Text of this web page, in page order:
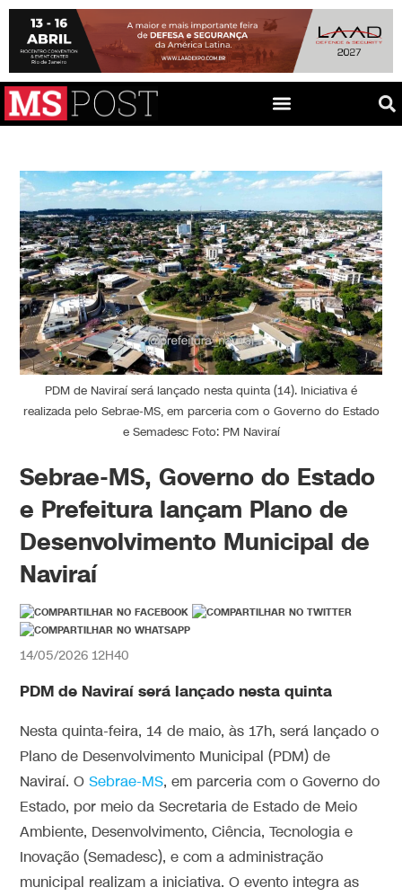
PDM de Naviraí será lançado nesta quinta (14). Iniciativa é
realizada pelo Sebrae-MS, em parceria com o Governo do Estado
e Semadesc Foto: PM Naviraí
Sebrae-MS, Governo do Estado
e Prefeitura lançam Plano de
Desenvolvimento Municipal de
Naviraí
14/05/2026 12H40
PDM de Naviraí será lançado nesta quinta
Nesta quinta-feira, 14 de maio, às 17h, será lançado o
Plano de Desenvolvimento Municipal (PDM) de
Naviraí. OSebrae-MS, em parceria com o Governo do
Estado, por meio da Secretaria de Estado de Meio
Ambiente, Desenvolvimento, Ciência, Tecnologia e
Inovação (Semadesc), e com a administração
municipal realizam a iniciativa. O evento integra as